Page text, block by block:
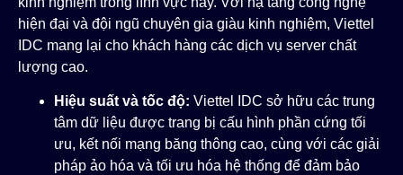
hiện đại và đội ngũ chuyên gia giàu kinh nghiệm, Viettel
IDC mang lại cho khách hàng các dịch vụ server chất
lượng cao.
Hiệu suất và tốc độ: Viettel IDC sở hữu các trung
tâm dữ liệu được trang bị cấu hình phần cứng tối
ưu, kết nối mạng băng thông cao, cùng với các giải
pháp ảo hóa và tối ưu hóa hệ thống để đảm bảo